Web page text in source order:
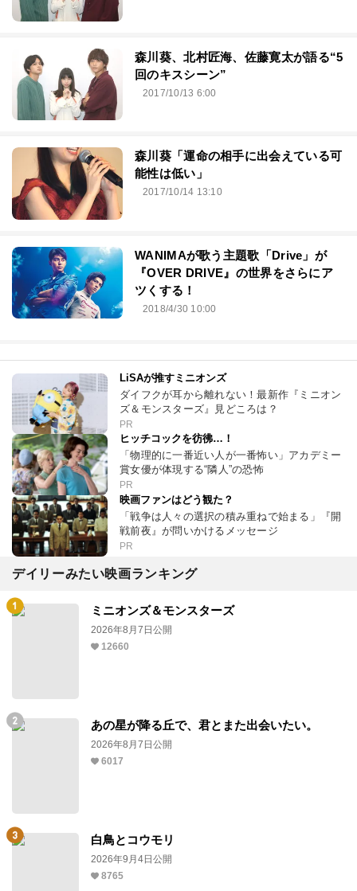
森川葵、北村匠海、佐藤寛太が語る“5
回のキスシーン”
2017/10/13 6:00
森川葵「運命の相手に出会えている可
能性は低い」
2017/10/14 13:10
WANIMAが歌う主題歌「Drive」が
『OVER DRIVE』の世界をさらにア
ツくする！
2018/4/30 10:00
LiSAが推すミニオンズ
ダイフクが耳から離れない！最新作『ミニオン
ズ＆モンスターズ』見どころは？
PR
ヒッチコックを彷彿…！
「物理的に一番近い人が一番怖い」アカデミー
賞女優が体現する“隣人”の恐怖
PR
映画ファンはどう観た？
「戦争は人々の選択の積み重ねで始まる」『開
戦前夜』が問いかけるメッセージ
PR
デイリーみたい映画ランキング
ミニオンズ＆モンスターズ
2026年8月7日公開
12660
あの星が降る丘で、君とまた出会いたい。
2026年8月7日公開
6017
白鳥とコウモリ
2026年9月4日公開
8765